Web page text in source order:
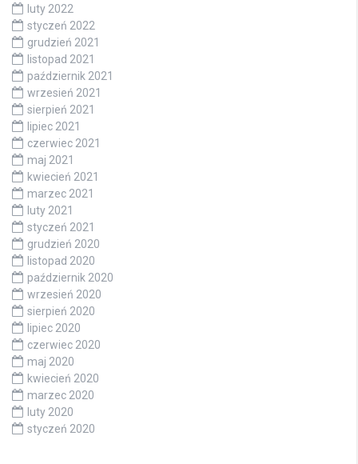
luty 2022
styczeń 2022
grudzień 2021
listopad 2021
październik 2021
wrzesień 2021
sierpień 2021
lipiec 2021
czerwiec 2021
maj 2021
kwiecień 2021
marzec 2021
luty 2021
styczeń 2021
grudzień 2020
listopad 2020
październik 2020
wrzesień 2020
sierpień 2020
lipiec 2020
czerwiec 2020
maj 2020
kwiecień 2020
marzec 2020
luty 2020
styczeń 2020